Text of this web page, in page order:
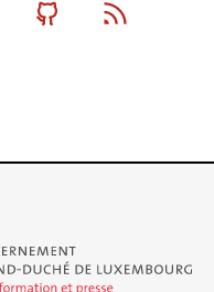
MastodonGithub